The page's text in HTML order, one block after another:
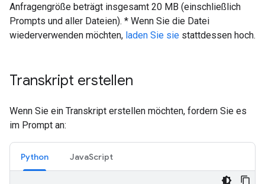
Anfragengröße beträgt insgesamt 20 MB (einschließlich
Prompts und aller Dateien). * Wenn Sie die Datei
wiederverwenden möchten, laden Sie sie stattdessen hoch.
Transkript erstellen
Wenn Sie ein Transkript erstellen möchten, fordern Sie es
im Prompt an:
Python JavaScript